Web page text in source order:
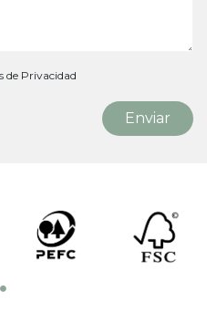
de Privacidad